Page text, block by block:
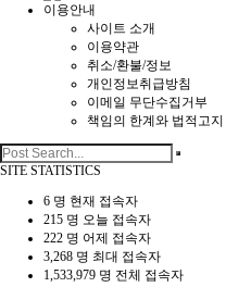
이용안내
사이트 소개
이용약관
취소/환불/정보
개인정보취급방침
이메일 무단수집거부
책임의 한계와 법적고지
SITE STATISTICS
6 명 현재 접속자
215 명 오늘 접속자
222 명 어제 접속자
3,268 명 최대 접속자
1,533,979 명 전체 접속자